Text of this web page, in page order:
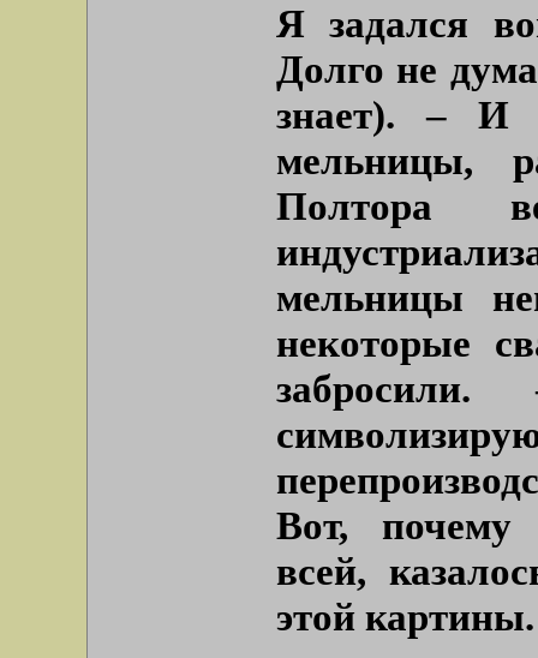
Я задался
Долго не
знает). – И
мельницы,
Полтора
мельницы
некоторые
Вот,
всей,
этой картины.